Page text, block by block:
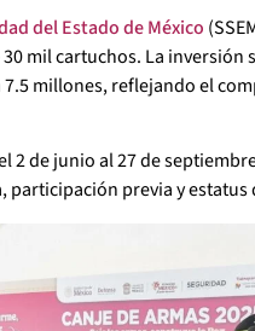
del Estado de México
mil cartuchos. La
millones, reflejando el
2 de junio al 27 de
participación previa y estatus